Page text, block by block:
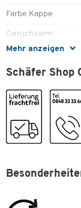
Mehr anzeigen
Farbe Kappe
Geruchsarm
Lichtbeständig
Material Gehäuse
Material Kappe
Offen
Strichstärke
Schäfer Shop